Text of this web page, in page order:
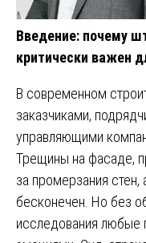
Введение: почему
критически важен
В современном
заказчиками,
управляющими
Трещины на фасаде,
за промерзания
бесконечен. Но без
исследования любые